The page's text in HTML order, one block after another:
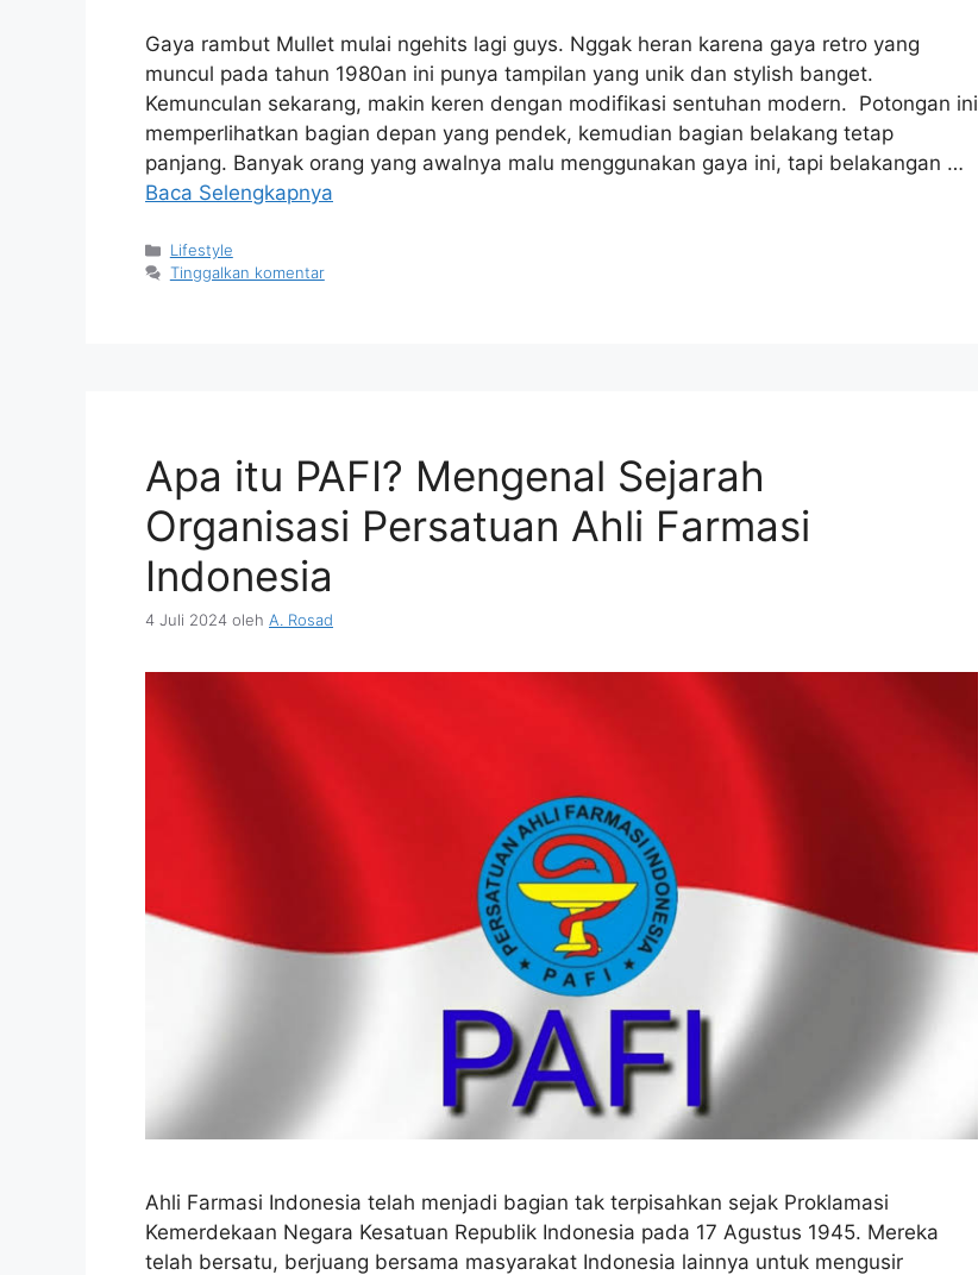
Gaya rambut Mullet mulai ngehits lagi guys. Nggak heran karena gaya retro yang
muncul pada tahun 1980an ini punya tampilan yang unik dan stylish banget.
Kemunculan sekarang, makin keren dengan modifikasi sentuhan modern. Potongan ini
memperlihatkan bagian depan yang pendek, kemudian bagian belakang tetap
panjang. Banyak orang yang awalnya malu menggunakan gaya ini, tapi belakangan …
Baca Selengkapnya
Kategori
Lifestyle
Tinggalkan komentar
Apa itu PAFI? Mengenal Sejarah
Organisasi Persatuan Ahli Farmasi
Indonesia
4 Juli 2024 oleh A. Rosad
Ahli Farmasi Indonesia telah menjadi bagian tak terpisahkan sejak Proklamasi
Kemerdekaan Negara Kesatuan Republik Indonesia pada 17 Agustus 1945. Mereka
telah bersatu, berjuang bersama masyarakat Indonesia lainnya untuk mengusir